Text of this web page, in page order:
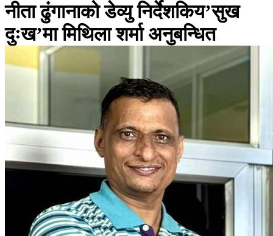
नीता ढुंगानाको डेव्यु निर्देशकिय’सुख
दुःख’मा मिथिला शर्मा अनुबन्धित